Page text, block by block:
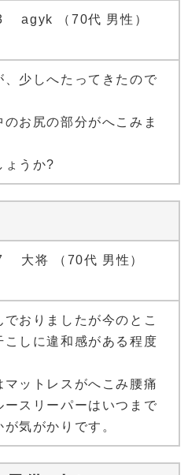
agyk （70代 男性）
少しへたってきたので
お尻の部分がへこみま
ょうか?
大将 （70代 男性）
おりましたが今のとこ
しに違和感がある程度
ットレスがへこみ腰痛
スリーパーはいつまで
気がかりです。